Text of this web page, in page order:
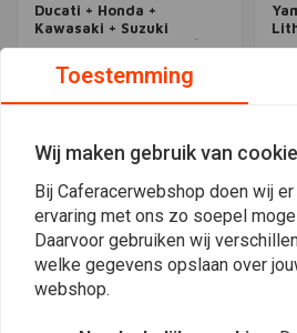
Ducati + Honda +
Kawasaki + Suzuki
Lithium gelijkrichter /
regelaar
Toestemming
Wij maken gebruik van
Bij Caferacerwebshop doen wij
ervaring met ons zo soepel
Daarvoor gebruiken wij
welke gegevens opslaan over
webshop.